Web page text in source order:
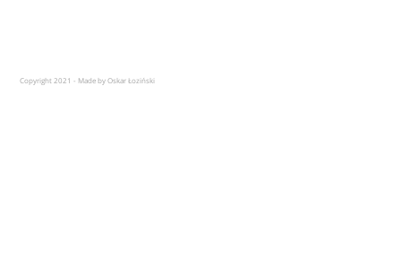
Copyright 2021 - Made by Oskar Łoziński